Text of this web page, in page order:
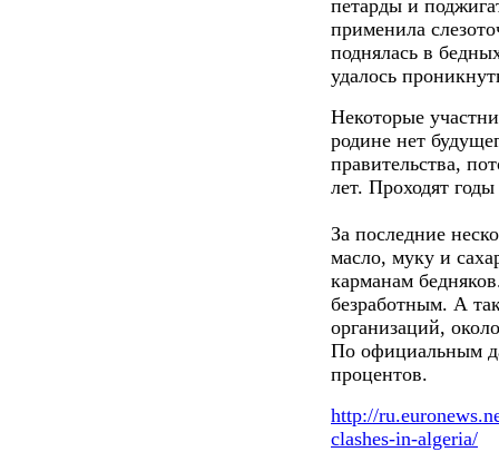
петарды и
применила
поднялась в
удалось
Некоторые
родине нет
правительства,
лет. Проходят
За последние
масло, муку и
карманам
безработным. А
организаций,
По официальным
процентов.
http://
clashes-in-algeria/